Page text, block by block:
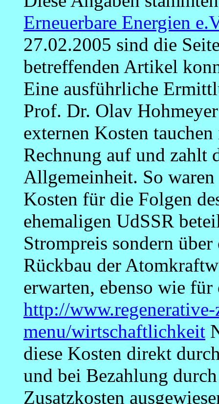
Erneuerbare Energien
27.02.2005 sind die
betreffenden Artikel
Eine ausführliche
Prof. Dr. Olav
externen Kosten
Rechnung auf und zahlt
Allgemeinheit. So
Kosten für die Folgen
ehemaligen UdSSR
Strompreis sondern
Rückbau der
erwarten, ebenso wie
http://
menu/wirtschaftlichkeit
diese Kosten direkt
und bei Bezahlung
Zusatzkosten